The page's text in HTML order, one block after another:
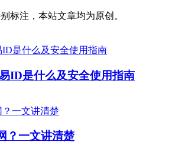
标注，本站文章均为原创。
ID是什么及安全使用指南
？一文讲清楚